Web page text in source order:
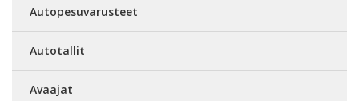
Autopesuvarusteet
Autotallit
Avaajat